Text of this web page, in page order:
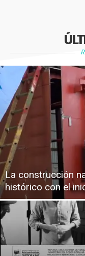
La construcción
histórico con el